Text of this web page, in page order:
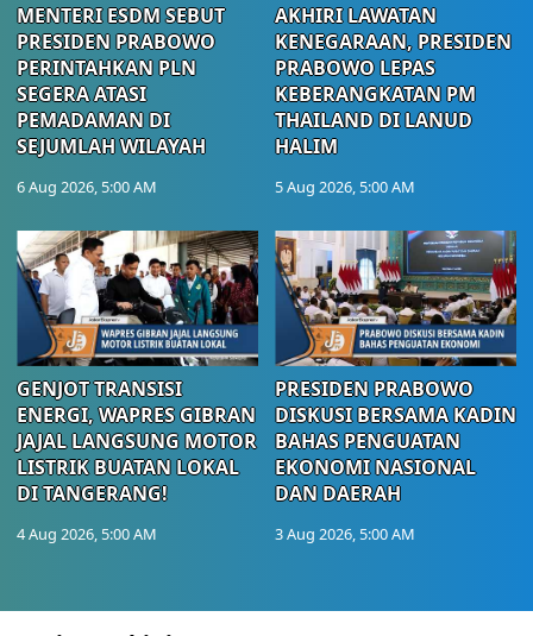
MENTERI ESDM SEBUT
PRESIDEN PRABOWO
PERINTAHKAN PLN
SEGERA ATASI
PEMADAMAN DI
SEJUMLAH WILAYAH
6 Aug 2026, 5:00 AM
AKHIRI LAWATAN
KENEGARAAN, PRESIDEN
PRABOWO LEPAS
KEBERANGKATAN PM
THAILAND DI LANUD
HALIM
5 Aug 2026, 5:00 AM
GENJOT TRANSISI
ENERGI, WAPRES GIBRAN
JAJAL LANGSUNG MOTOR
LISTRIK BUATAN LOKAL
DI TANGERANG!
4 Aug 2026, 5:00 AM
PRESIDEN PRABOWO
DISKUSI BERSAMA KADIN
BAHAS PENGUATAN
EKONOMI NASIONAL
DAN DAERAH
3 Aug 2026, 5:00 AM